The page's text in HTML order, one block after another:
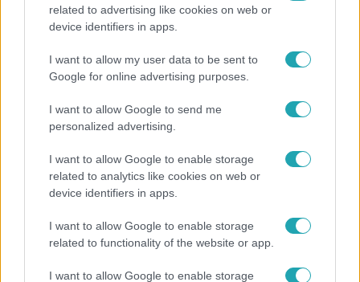
related to advertising like cookies on web or
device identifiers in apps.
I want to allow my user data to be sent to
Google for online advertising purposes.
I want to allow Google to send me
personalized advertising.
I want to allow Google to enable storage
related to analytics like cookies on web or
device identifiers in apps.
I want to allow Google to enable storage
related to functionality of the website or app.
I want to allow Google to enable storage
"Nekem ő volt a herceg fehér lovon" - Széphalmi